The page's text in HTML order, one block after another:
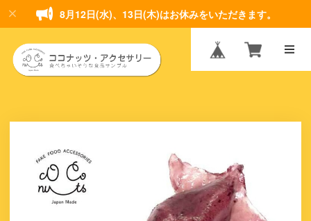
8月12日(水)、13日(木)はお休みをいただきます。